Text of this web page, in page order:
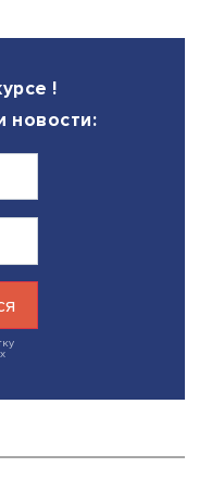
каковы
с Африканским
департаментом
мировой
совместно с
онлайн-